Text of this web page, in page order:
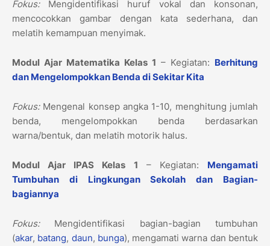
Fokus:Mengidentifikasi huruf vokal dan konsonan,
mencocokkan gambar dengan kata sederhana, dan
melatih kemampuan menyimak.
Modul Ajar Matematika Kelas 1 – Kegiatan: Berhitung
dan Mengelompokkan Benda di Sekitar Kita
Fokus:Mengenal konsep angka 1-10, menghitung jumlah
benda, mengelompokkan benda berdasarkan
warna/bentuk, dan melatih motorik halus.
Modul Ajar IPAS Kelas 1 – Kegiatan: Mengamati
Tumbuhan di Lingkungan Sekolah dan Bagian-
bagiannya
Fokus:Mengidentifikasi bagian-bagian tumbuhan
(akar, batang, daun, bunga), mengamati warna dan bentuk